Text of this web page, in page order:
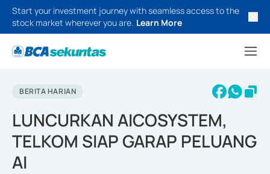
Start your investment journey with seamless access to the
stock market wherever you are. Learn More
BERITA HARIAN
LUNCURKAN AICOSYSTEM,
TELKOM SIAP GARAP PELUANG
AI